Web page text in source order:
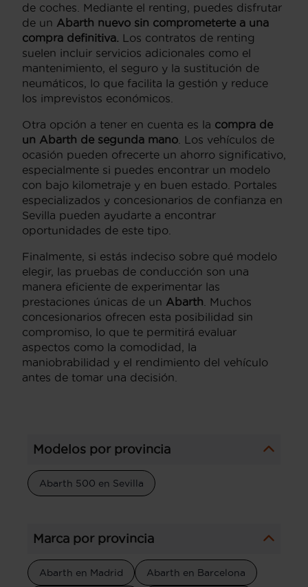
de coches. Mediante el renting, puedes disfrutar
de un Abarth nuevo sin comprometerte a una
compra definitiva. Los contratos de renting
suelen incluir servicios adicionales como el
mantenimiento, el seguro y la sustitución de
neumáticos, lo que facilita la gestión y reduce
los imprevistos económicos.
Otra opción a tener en cuenta es la compra de
un Abarth de segunda mano . Los vehículos de
ocasión pueden ofrecerte un ahorro significativo,
especialmente si puedes encontrar un modelo
con bajo kilometraje y en buen estado. Portales
especializados y concesionarios de confianza en
Sevilla pueden ayudarte a encontrar
oportunidades de este tipo.
Finalmente, si estás indeciso sobre qué modelo
elegir, las pruebas de conducción son una
manera eficiente de experimentar las
prestaciones únicas de un Abarth . Muchos
concesionarios ofrecen esta posibilidad sin
compromiso, lo que te permitirá evaluar
aspectos como la comodidad, la
maniobrabilidad y el rendimiento del vehículo
antes de tomar una decisión.
Modelos por provincia
Abarth 500 en Sevilla
Marca por provincia
Abarth en Madrid Abarth en Barcelona